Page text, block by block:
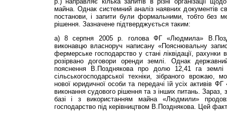
майна. Однак системний аналіз наявних документів
постанови, і запити були формальними, тобто без
рішення. Зазначене підтверджується таким:
а) 8 серпня 2005 р. голова ФГ «Людмила»
виконавцю власноруч написану «Пояснювальну
фермерське господарство у стані ліквідації, рахунки
розірвано договори оренди землі. Однак
пояснення В.Позднякова про долю 12,41 га землі
сільськогосподарської техніки, зібраного врожаю,
нової юридичної особи та передачі їй усіх активів
виконання судового рішення та з інших питань.
базі і з використанням майна «Людмили»
господарство під керівництвом В.Позднякова. Цей